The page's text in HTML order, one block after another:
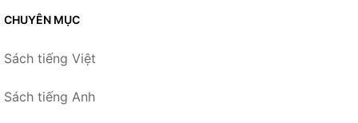
CHUYÊN MỤC
Sách tiếng Việt
Sách tiếng Anh